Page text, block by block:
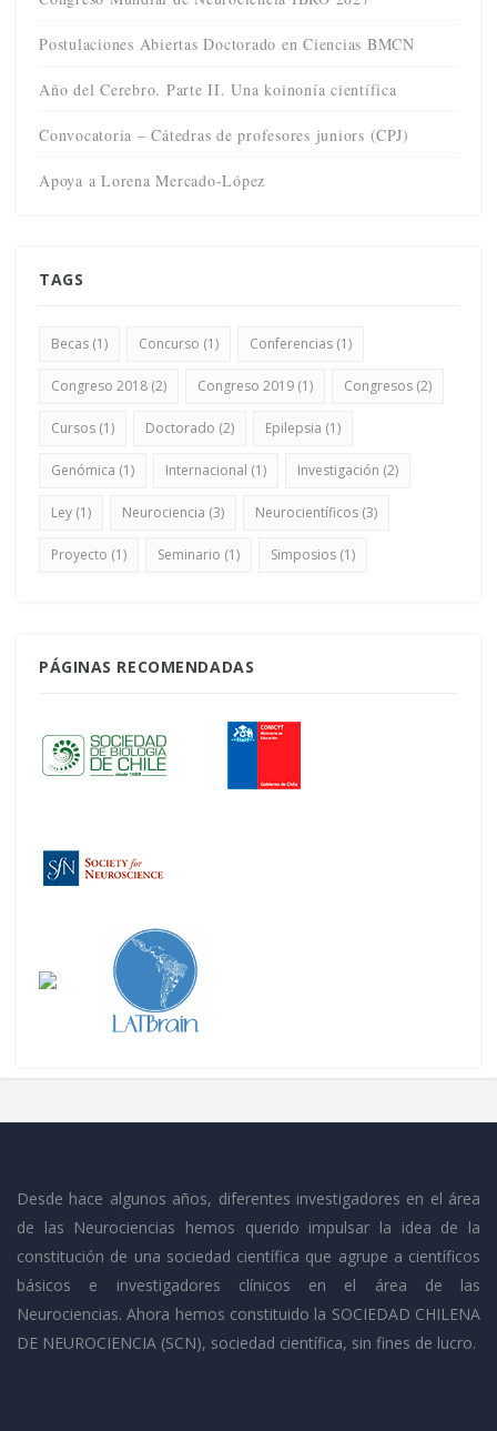
Postulaciones Abiertas Doctorado en Ciencias BMCN
Año del Cerebro. Parte II. Una koinonía científica
Convocatoria – Cátedras de profesores juniors (CPJ)
Apoya a Lorena Mercado-López
TAGS
Becas (1) Concurso (1) Conferencias (1)
Congreso 2018 (2) Congreso 2019 (1) Congresos (2)
Cursos (1) Doctorado (2) Epilepsia (1)
Genómica (1) Internacional (1) Investigación (2)
Ley (1) Neurociencia (3) Neurocientíficos (3)
Proyecto (1) Seminario (1) Simposios (1)
PÁGINAS RECOMENDADAS
Desde hace algunos años, diferentes investigadores en el área
de las Neurociencias hemos querido impulsar la idea de la
constitución de una sociedad científica que agrupe a científicos
básicos e investigadores clínicos en el área de las
Neurociencias. Ahora hemos constituido la SOCIEDAD CHILENA
DE NEUROCIENCIA (SCN), sociedad científica, sin fines de lucro.